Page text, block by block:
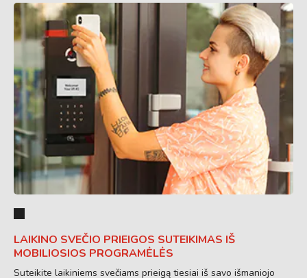
LAIKINO SVEČIO PRIEIGOS SUTEIKIMAS IŠ
MOBILIOSIOS PROGRAMĖLĖS
Suteikite laikiniems svečiams prieigą tiesiai iš savo išmaniojo